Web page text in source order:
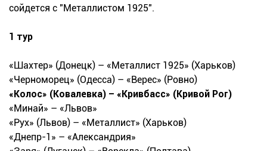
сойдется с "Металлистом 1925".
1 тур
«Шахтер» (Донецк) – «Металлист 1925» (Харьков)
«Черноморец» (Одесса) – «Верес» (Ровно)
«Колос» (Ковалевка) – «Кривбасс» (Кривой Рог)
«Минай» – «Львов»
«Рух» (Львов) – «Металлист» (Харьков)
«Днепр-1» – «Александрия»